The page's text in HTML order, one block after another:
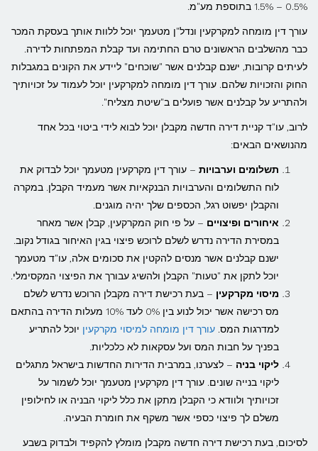
0.5% – 1.5% בתוספת מע"מ.
עורך דין מומחה למקרקעין ונדל"ן מטעמך יוכל ללוות אותך בעסקת המכר
כבר מהשלבים הראשונים טרם החתימה ועד קבלת המפתחות לדירה.
לעיתים קרובות, ישנם קבלנים אשר "שוכחים" ליידע את הקונים במגבלות
החוק והזכויות שלהם. עורך דין מומחה למקרקעין יוכל לעמוד על זכויותיך
ולהתריע על קבלנים אשר פועלים ב"שיטת מצליח".
לרוב, עו"ד קניית דירה חדשה מקבלן יוכל לבוא לידי ביטוי בכל אחד
מהנושאים הבאים:
תשלומים וערבויות – עורך דין מקרקעין מטעמך יוכל לבדוק את
לוח התשלומים והערבויות הבנקאיות אשר מעמיד הקבלן. במקרה
והקבלן יפשוט רגל, הכספים שלך יהיה מוגנים.
איחורים ופיצויים – על פי חוק המקרקעין, קבלן אשר מאחר
במסירת הדירה נדרש לשלם לרוכש פיצוי בגין האיחור בגודל נקוב.
ישנם קבלנים אשר מנסים להקטין את סכומים אלה, עו"ד מטעמך
יוכל לתקן את "טעות" הקבלן ולהשיג עבורך את הפיצוי המקסימלי.
מיסוי מקרקעין – בעת רכישת דירה מקבלן הרוכש נדרש לשלם
מס רכישה אשר יכול לנוע בין 0% לעד 10% מעלות הדירה בהתאם
למדרגות המס. עורך דין מומחה למיסוי מקרקעין יוכל להתריע
בפניך על חבות המס ועל עסקאות לא כלכליות.
ליקוי בניה – לצערנו, במרבית הדירות החדשות בישראל מתגלים
ליקוי בנייה שונים. עורך דין מקרקעין מטעמך יוכל לשמור על
זכויותיך ולוודא כי הקבלן מתקן את כלל ליקוי הבניה או לחילופין
משלם לך פיצוי כספי אשר משקף את חומרת הבעיה.
לסיכום, בעת רכישת דירה חדשה מקבלן מומלץ להקפיד ולבדוק בשבע